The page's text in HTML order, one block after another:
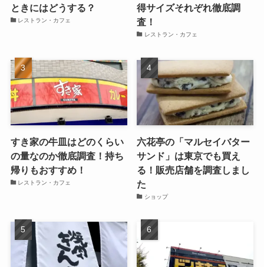
ときにはどうする？
レストラン・カフェ
得サイズそれぞれ徹底調
査！
レストラン・カフェ
すき家の牛皿はどのくらい
の量なのか徹底調査！持ち
帰りもおすすめ！
レストラン・カフェ
六花亭の「マルセイバター
サンド」は東京でも買え
る！販売店舗を調査しまし
た
ショップ